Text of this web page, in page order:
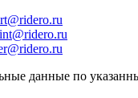
данные по